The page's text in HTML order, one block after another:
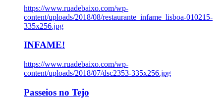
https://www.ruadebaixo.com/wp-
content/uploads/2018/08/restaurante_infame_lisboa-010215-
335x256.jpg
INFAME!
https://www.ruadebaixo.com/wp-
content/uploads/2018/07/dsc2353-335x256.jpg
Passeios no Tejo